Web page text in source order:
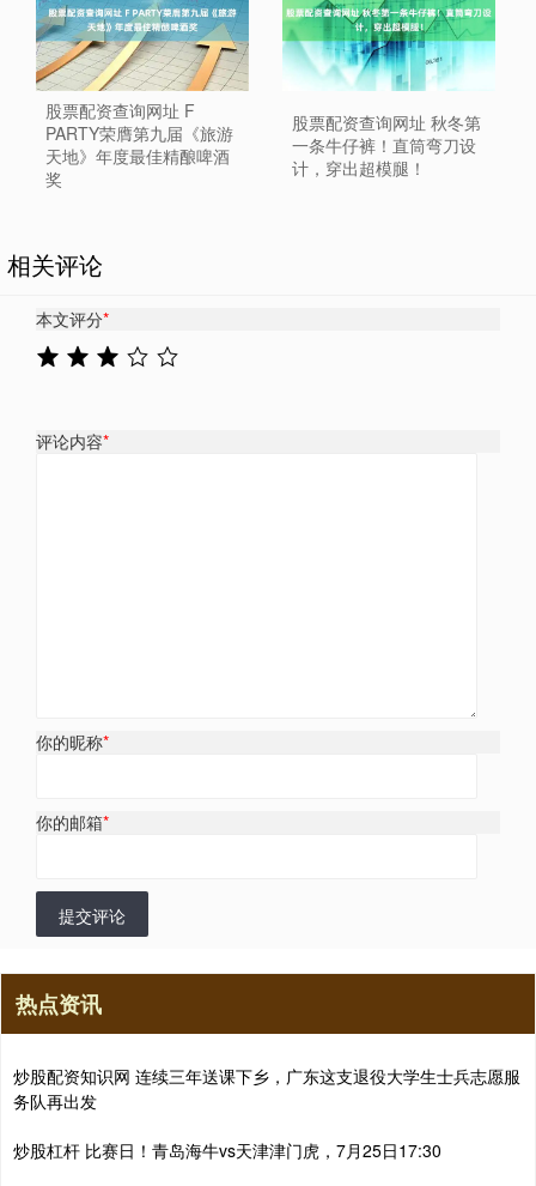
股票配资查询网址 F
PARTY荣膺第九届《旅游
天地》年度最佳精酿啤酒
奖
股票配资查询网址 秋冬第
一条牛仔裤！直筒弯刀设
计，穿出超模腿！
相关评论
本文评分*
评论内容*
你的昵称*
你的邮箱*
提交评论
热点资讯
炒股配资知识网 连续三年送课下乡，广东这支退役大学生士兵志愿服
务队再出发
炒股杠杆 比赛日！青岛海牛vs天津津门虎，7月25日17:30